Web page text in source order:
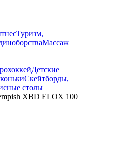
Туризм,
Массаж
Детские
Скейтборды,
столы
XBD ELOX 100